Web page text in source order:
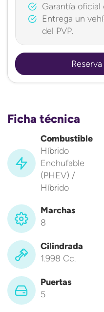
Garantía oficial
Entrega un
del PVP.
Ficha técnica
Combustible
Híbrido
Enchufable
(PHEV) /
Híbrido
Marchas
8
Cilindrada
1.998 Cc.
Puertas
5